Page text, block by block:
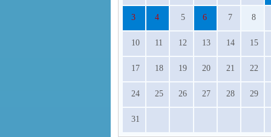
3 4 5 6 7 8
10 11 12 13 14 15
17 18 19 20 21 22
24 25 26 27 28 29
31